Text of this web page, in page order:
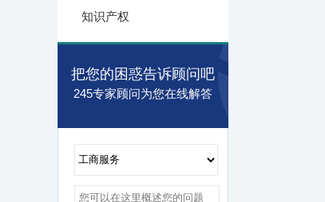
知识产权
把您的困惑告诉顾问吧
245专家顾问为您在线解答